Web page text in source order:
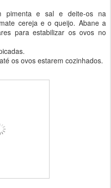
pimenta e sal e deite-os na
cereja e o queijo. Abane a
para estabilizar os ovos no
os ovos estarem cozinhados.